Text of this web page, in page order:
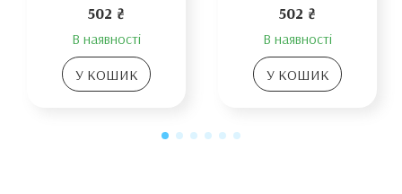
502 ₴
В наявності
У КОШИК
502 ₴
В наявності
У КОШИК